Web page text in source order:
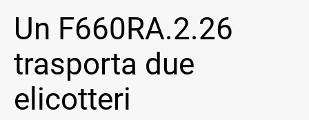
Un F660RA.2.26
trasporta due
elicotteri